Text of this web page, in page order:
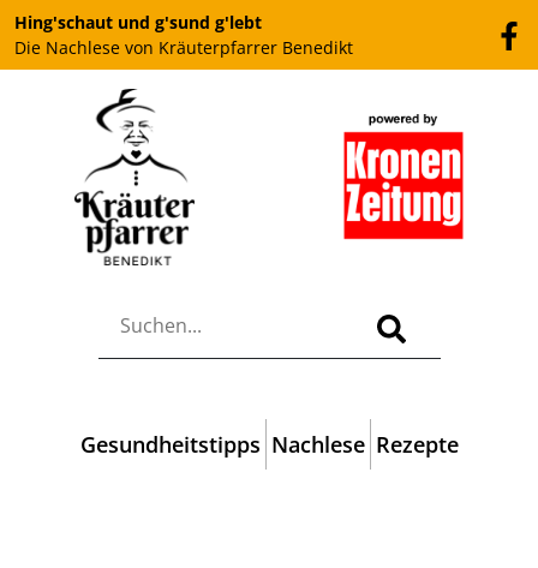
Hing'schaut und g'sund g'lebt
Die Nachlese von Kräuterpfarrer Benedikt
Gesundheitstipps Nachlese Rezepte